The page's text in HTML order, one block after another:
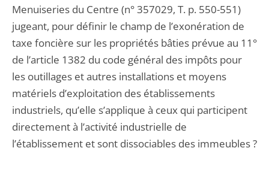
Menuiseries du Centre (n° 357029, T. p. 550-551)
jugeant, pour définir le champ de l’exonération de
taxe foncière sur les propriétés bâties prévue au 11°
de l’article 1382 du code général des impôts pour
les outillages et autres installations et moyens
matériels d’exploitation des établissements
industriels, qu’elle s’applique à ceux qui participent
directement à l’activité industrielle de
l’établissement et sont dissociables des immeubles ?